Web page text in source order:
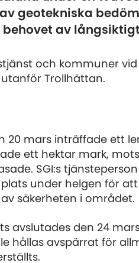
geotekniska
behovet av
och kommuner
Trollhättan.
20 mars inträffade ett
ett hektar mark,
SGI:s
under helgen för
säkerheten i området.
avslutades den 24
hållas avspärrat för